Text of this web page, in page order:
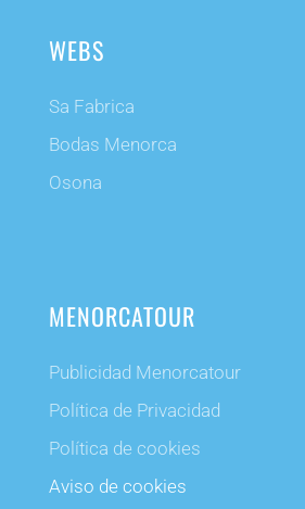
WEBS
Sa Fabrica
Bodas Menorca
Osona
MENORCATOUR
Publicidad Menorcatour
Política de Privacidad
Política de cookies
Aviso de cookies